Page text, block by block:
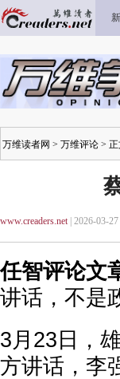
万维读者网 > 万维评论 > 正
www.creaders.net| 2026-03-
任智评论文
讲话，不是
3月23日，
方讲话，李